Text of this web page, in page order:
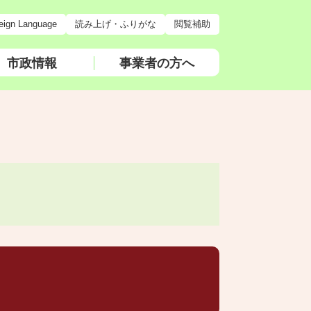
Language 読み上げ・ふりがな 閲覧補助
市政情報 事業者の方へ